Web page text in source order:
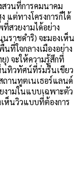
สวนที่การคมนาคม
แต่ทางโครงการก็ได้
สวยงามได้อย่าง
ราชดำริ) จะมองเห็น
ที่ใจกลางเมืองอย่าง
) จะให้ความรู้สึกที่
นทิวทัศน์ที่ร่มรื่นเขียว
ถานทูตเนเธอร์แลนด์
งามในแบบเฉพาะตัว
ห็นวิวแบบที่ต้องการ